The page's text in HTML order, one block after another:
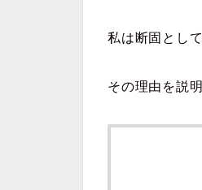
私は断固とし
その理由を説